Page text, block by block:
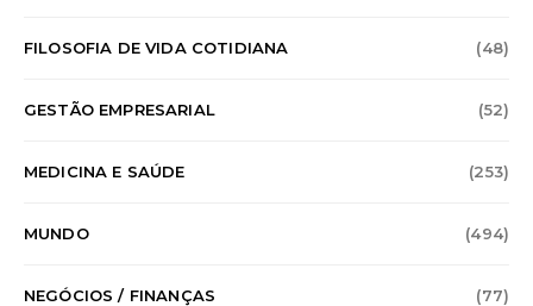
FILOSOFIA DE VIDA COTIDIANA (48)
GESTÃO EMPRESARIAL (52)
MEDICINA E SAÚDE (253)
MUNDO (494)
NEGÓCIOS / FINANÇAS (77)